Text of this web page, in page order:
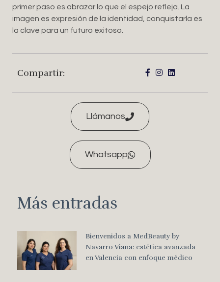
primer paso es abrazar lo que el espejo refleja. La
imagen es expresión de la identidad, conquistarla es
la clave para un futuro exitoso.
Compartir:
Llámanos
Whatsapp
Más entradas
Bienvenidos a MedBeauty by
Navarro Viana: estética avanzada
en Valencia con enfoque médico